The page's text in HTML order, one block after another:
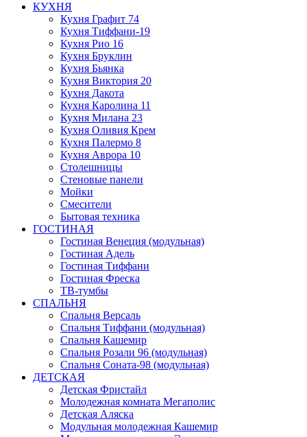
КУХНЯ
Кухня Графит 74
Кухня Тиффани-19
Кухня Рио 16
Кухня Бруклин
Кухня Бьянка
Кухня Виктория 20
Кухня Дакота
Кухня Каролина 11
Кухня Милана 23
Кухня Оливия Крем
Кухня Палермо 8
Кухня Аврора 10
Столешницы
Стеновые панели
Мойки
Смесители
Бытовая техника
ГОСТИНАЯ
Гостиная Венеция (модульная)
Гостиная Адель
Гостиная Тиффани
Гостиная Фреска
ТВ-тумбы
СПАЛЬНЯ
Спальня Версаль
Спальня Тиффани (модульная)
Спальня Кашемир
Спальня Розали 96 (модульная)
Спальня Соната-98 (модульная)
ДЕТСКАЯ
Детская Фристайл
Молодежная комната Мегаполис
Детская Аляска
Модульная молодежная Кашемир